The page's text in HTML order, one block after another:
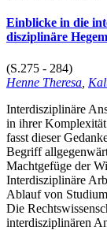
Einblicke in die
disziplinäre
(S.275 - 284)
Henne Theresa
Interdisziplinäre
in ihrer Komplexität
fasst dieser
Begriff
Machtgefüge der
Interdisziplinäre
Ablauf von
Die
interdisziplinären